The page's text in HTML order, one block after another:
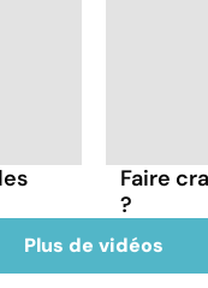
Faire
?
Plus de vidéos